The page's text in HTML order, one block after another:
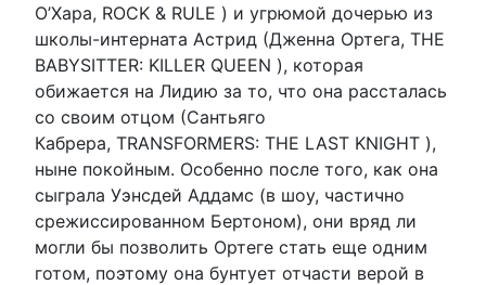
О’Хара, ROCK & RULE ) и угрюмой дочерью из
школы-интерната Астрид (Дженна Ортега, THE
BABYSITTER: KILLER QUEEN ), которая
обижается на Лидию за то, что она рассталась
со своим отцом (Сантьяго
Кабрера, TRANSFORMERS: THE LAST KNIGHT ),
ныне покойным. Особенно после того, как она
сыграла Уэнсдей Аддамс (в шоу, частично
срежиссированном Бертоном), они вряд ли
могли бы позволить Ортеге стать еще одним
готом, поэтому она бунтует отчасти верой в